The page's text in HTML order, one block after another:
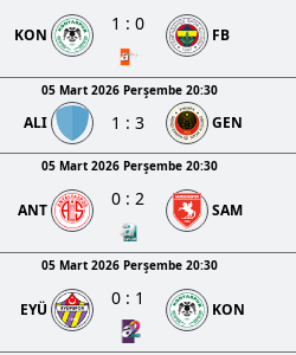
ve sitemizde ilgili
KON
1 :0
FB
05 Mart 2026 Perşembe 20:30
ALI 1 :3 GEN
05 Mart 2026 Perşembe 20:30
ANT
0 : 2
SAM
05 Mart 2026 Perşembe 20:30
EYÜ
0 : 1
KON